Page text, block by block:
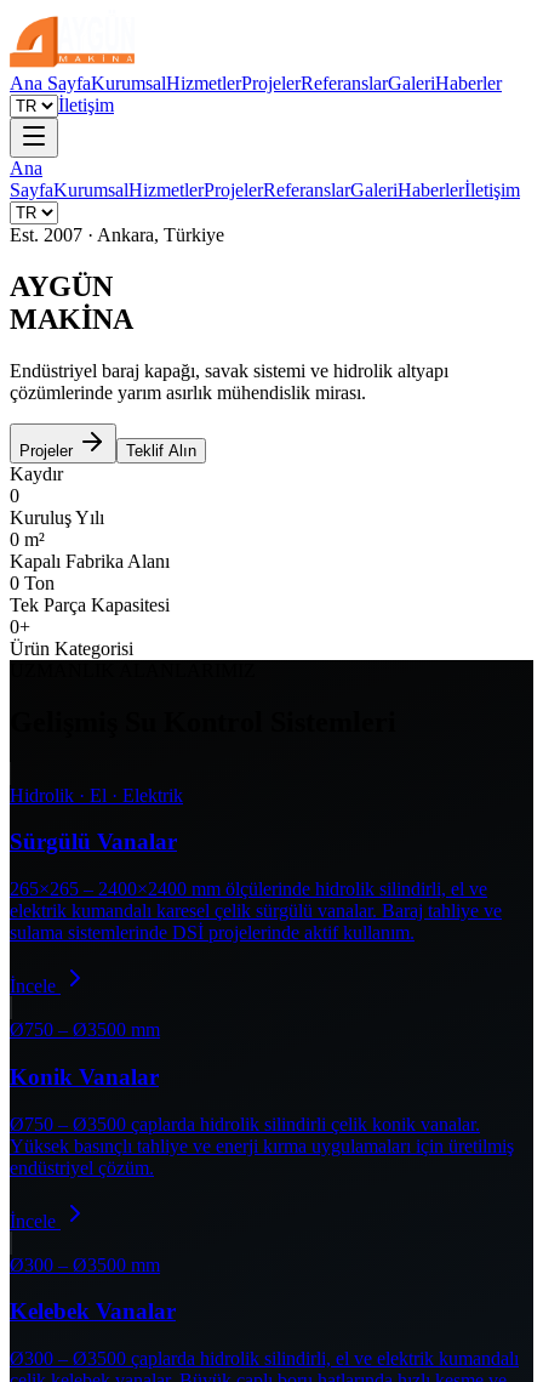
Ana SayfaKurumsalHizmetlerProjelerReferanslarGaleriHaberler
İletişim
Ana
SayfaKurumsalHizmetlerProjelerReferanslarGaleriHaberlerİletişim
Est. 2007 · Ankara, Türkiye
AYGÜN
MAKİNA
Endüstriyel baraj kapağı, savak sistemi ve hidrolik altyapı
çözümlerinde yarım asırlık mühendislik mirası.
Projeler Teklif Alın
Kaydır
0
Kuruluş Yılı
0 m²
Kapalı Fabrika Alanı
0 Ton
Tek Parça Kapasitesi
0+
Ürün Kategorisi
Hidrolik · El · Elektrik
Sürgülü Vanalar
265×265 – 2400×2400 mm ölçülerinde hidrolik silindirli, el ve
elektrik kumandalı karesel çelik sürgülü vanalar. Baraj tahliye ve
sulama sistemlerinde DSİ projelerinde aktif kullanım.
İncele
Ø750 – Ø3500 mm
Konik Vanalar
Ø750 – Ø3500 çaplarda hidrolik silindirli çelik konik vanalar.
Yüksek basınçlı tahliye ve enerji kırma uygulamaları için üretilmiş
endüstriyel çözüm.
İncele
Ø300 – Ø3500 mm
Kelebek Vanalar
Ø300 – Ø3500 çaplarda hidrolik silindirli, el ve elektrik kumandalı